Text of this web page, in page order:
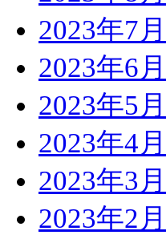
2023年7月
2023年6月
2023年5月
2023年4月
2023年3月
2023年2月